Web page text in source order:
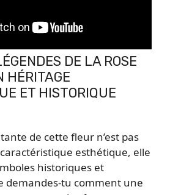
DE LA ROSE
HÉRITAGE
ET HISTORIQUE
de cette fleur n’est pas
esthétique, elle
historiques et
demandes-tu comment une